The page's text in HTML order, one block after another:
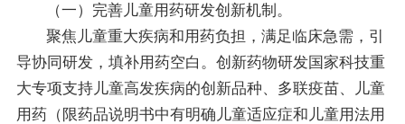
（一）完善儿童用药研发创新机制。
聚焦儿童重大疾病和用药负担，满足临床急需，引
导协同研发，填补用药空白。创新药物研发国家科技重
大专项支持儿童高发疾病的创新品种、多联疫苗、儿童
用药（限药品说明书中有明确儿童适应症和儿童用法用